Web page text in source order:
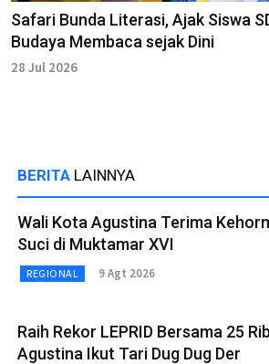
Safari Bunda Literasi, Ajak Siswa
Budaya Membaca sejak Dini
28 Jul 2026
BERITA LAINNYA
Wali Kota Agustina Terima
Suci di Muktamar XVI
REGIONAL 9 Agt 2026
Raih Rekor LEPRID Bersama 25
Agustina Ikut Tari Dug Dug Der